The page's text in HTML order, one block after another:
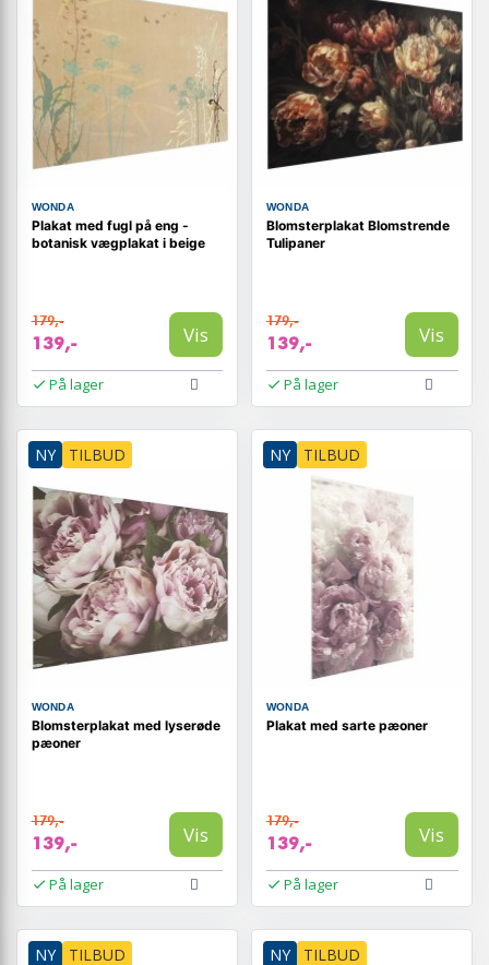
WONDA
Plakat med fugl på eng -
botanisk vægplakat i beige
179,-
139,- Vis
På lager
WONDA
Blomsterplakat Blomstrende
Tulipaner
179,-
139,- Vis
På lager
NY TILBUD
WONDA
Blomsterplakat med lyserøde
pæoner
179,-
139,- Vis
På lager
NY TILBUD
WONDA
Plakat med sarte pæoner
179,-
139,- Vis
På lager
NY TILBUD NY TILBUD